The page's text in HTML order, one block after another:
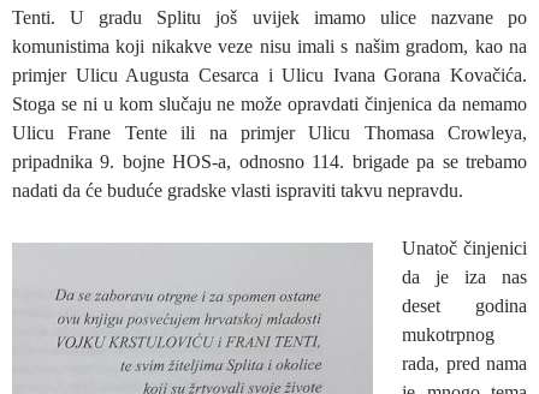
Tenti. U gradu Splitu još uvijek imamo ulice nazvane po
komunistima koji nikakve veze nisu imali s našim gradom, kao na
primjer Ulicu Augusta Cesarca i Ulicu Ivana Gorana Kovačića.
Stoga se ni u kom slučaju ne može opravdati činjenica da nemamo
Ulicu Frane Tente ili na primjer Ulicu Thomasa Crowleya,
pripadnika 9. bojne HOS-a, odnosno 114. brigade pa se trebamo
nadati da će buduće gradske vlasti ispraviti takvu nepravdu.
Unatoč činjenici
da je iza nas
deset godina
mukotrpnog
rada, pred nama